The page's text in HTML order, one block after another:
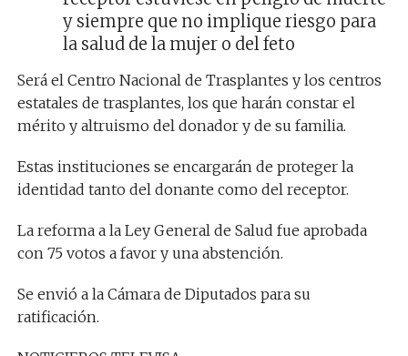
y siempre que no implique riesgo para
la salud de la mujer o del feto
Será el Centro Nacional de Trasplantes y los centros
estatales de trasplantes, los que harán constar el
mérito y altruismo del donador y de su familia.
Estas instituciones se encargarán de proteger la
identidad tanto del donante como del receptor.
La reforma a la Ley General de Salud fue aprobada
con 75 votos a favor y una abstención.
Se envió a la Cámara de Diputados para su
ratificación.